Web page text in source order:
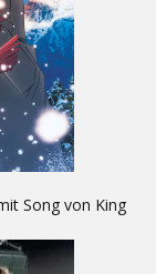
Song von King